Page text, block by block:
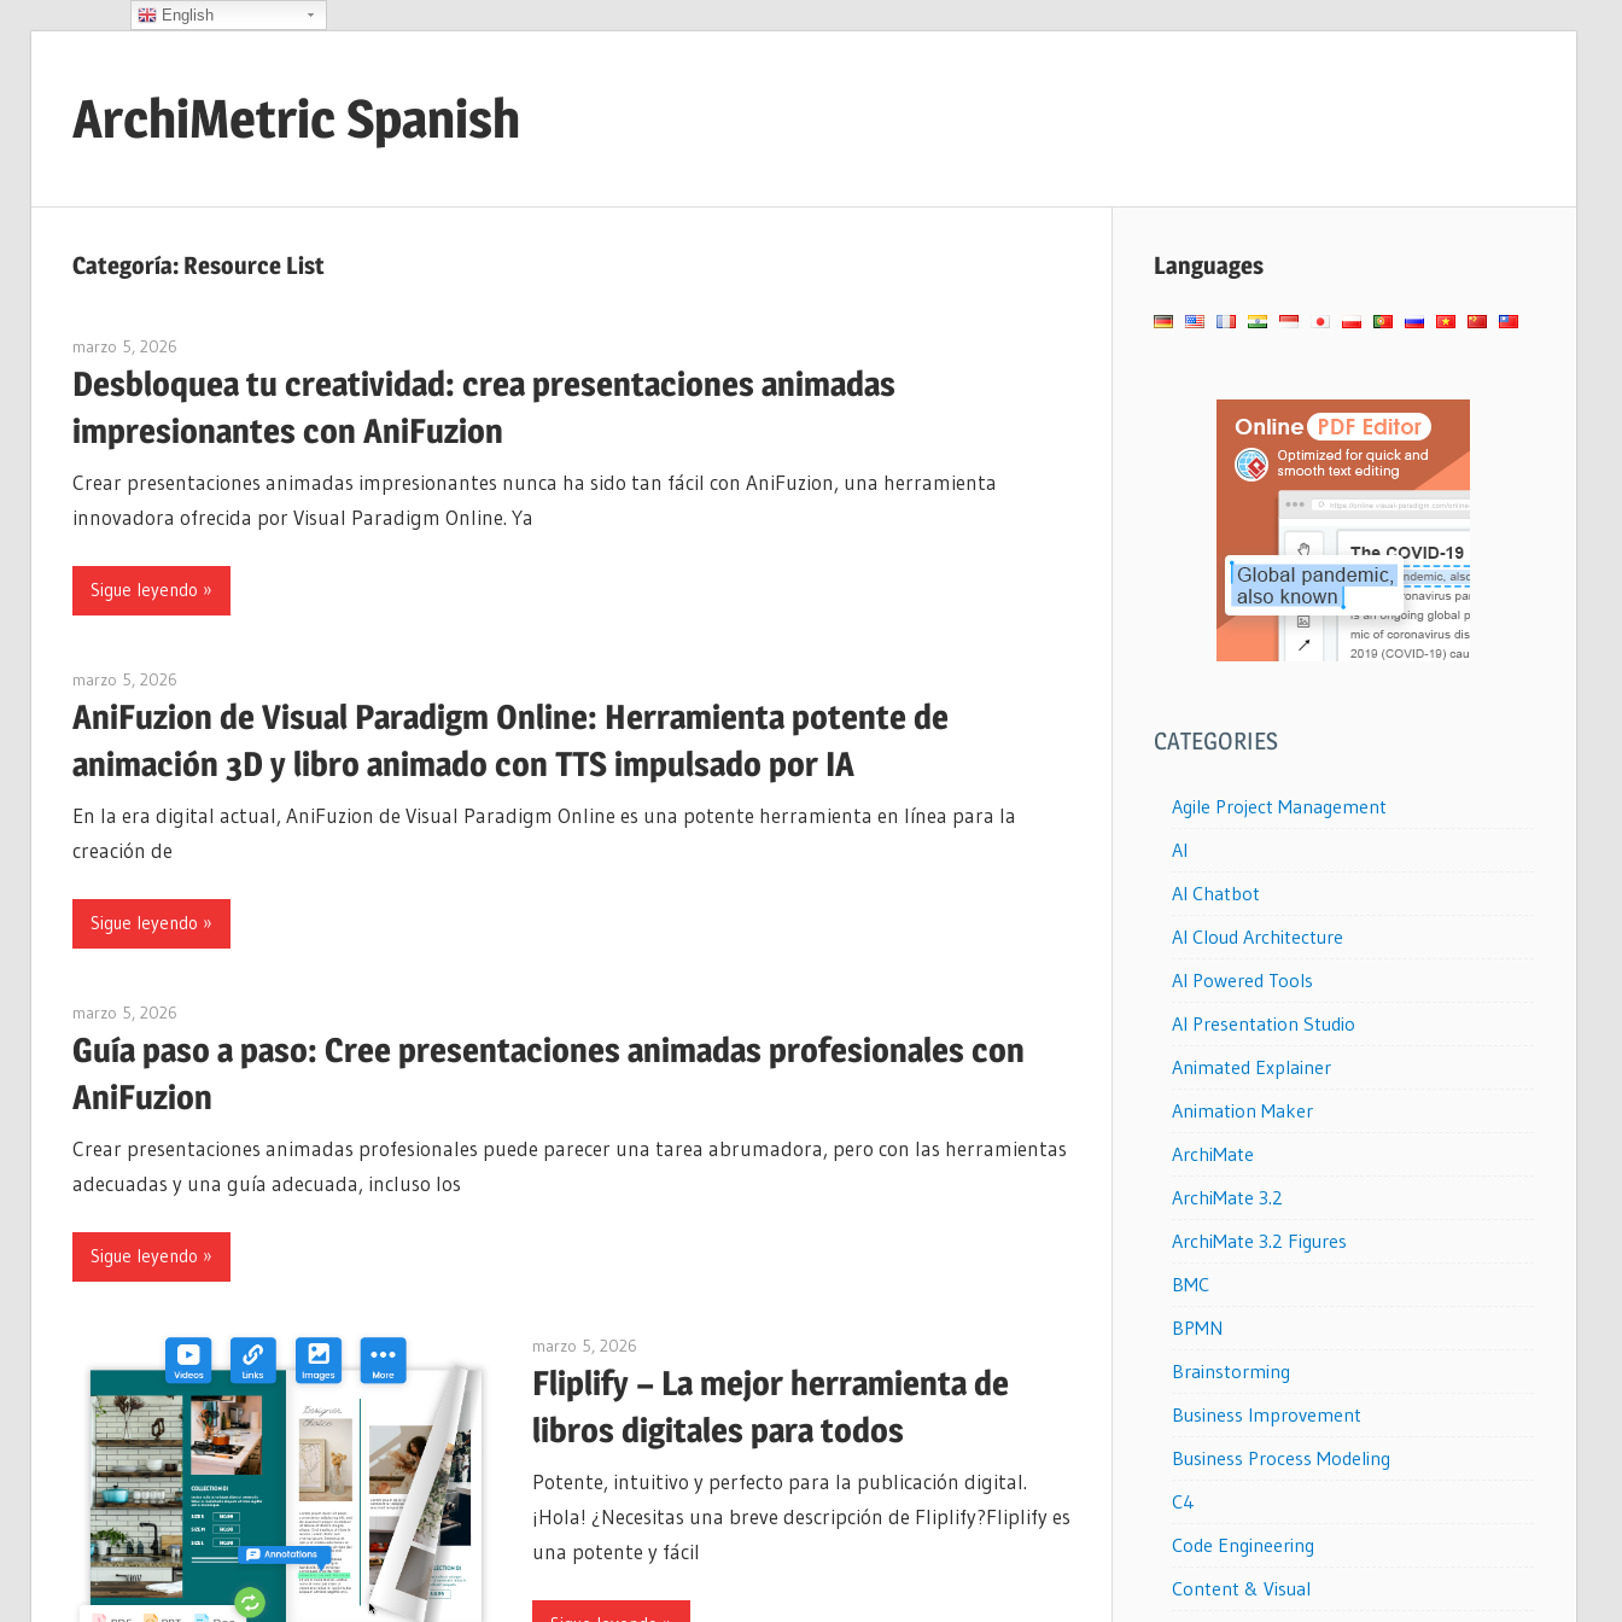
contenido
ArchiMetric Spanish
Dev
Scrum,
and
More
Categoría: Resource List
marzo 5, 2026
Desbloquea tu creatividad: crea presentaciones animadas
impresionantes con AniFuzion
Crear presentaciones animadas impresionantes nunca ha sido tan fácil con AniFuzion, una herramienta
innovadora ofrecida por Visual Paradigm Online. Ya
Sigue leyendo
marzo 5, 2026
AniFuzion de Visual Paradigm Online: Herramienta potente de
animación 3D y libro animado con TTS impulsado por IA
En la era digital actual, AniFuzion de Visual Paradigm Online es una potente herramienta en línea para la
creación de
Sigue leyendo
marzo 5, 2026
Guía paso a paso: Cree presentaciones animadas profesionales con
AniFuzion
Crear presentaciones animadas profesionales puede parecer una tarea abrumadora, pero con las herramientas
adecuadas y una guía adecuada, incluso los
Sigue leyendo
marzo 5, 2026
Fliplify – La mejor herramienta de
libros digitales para todos
Potente, intuitivo y perfecto para la publicación digital.
¡Hola! ¿Necesitas una breve descripción de Fliplify?Fliplify es
una potente y fácil
Languages
CATEGORIES
Agile Project Management
AI
AI Chatbot
AI Cloud Architecture
AI Powered Tools
AI Presentation Studio
Animated Explainer
Animation Maker
ArchiMate
ArchiMate 3.2
ArchiMate 3.2 Figures
BMC
BPMN
Brainstorming
Business Improvement
Business Process Modeling
C4
Code Engineering
Content & Visual
English